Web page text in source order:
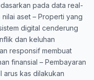
pada data real-
aset – Properti yang
digital cenderung
dan keluhan
responsif membuat
finansial – Pembayaran
arus kas dilakukan